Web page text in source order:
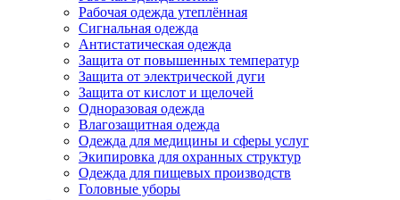
Рабочая одежда утеплённая
Сигнальная одежда
Антистатическая одежда
Защита от повышенных температур
Защита от электрической дуги
Защита от кислот и щелочей
Одноразовая одежда
Влагозащитная одежда
Одежда для медицины и сферы услуг
Экипировка для охранных структур
Одежда для пищевых производств
Головные уборы